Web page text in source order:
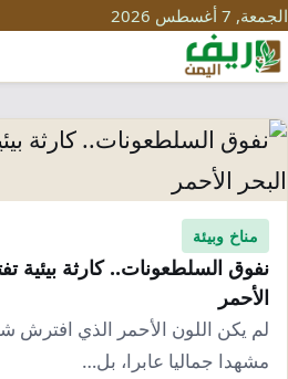
الجمعة, 7 أغسطس 2026
تعليم
صحة
مياه
طرُق
تنمية
قصص نجاح
مبادرات
سياحة
تراث
التغير المناخي
مناخ وبيئة
نفوق السلطعونات.. كارثة بيئية
الأحمر
لم يكن اللون الأحمر الذي افترش
مشهدا جماليا عابرا، بل…